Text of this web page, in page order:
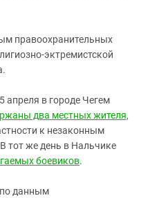
В ЧЕЧНЕ
АКТИВИСТОВ
И ПРОТЕСТЫ
правоохранительных
эктремистской
апреля в городе Чегем
два местных жителя,
к незаконным
же день в Нальчике
боевиков.
данным